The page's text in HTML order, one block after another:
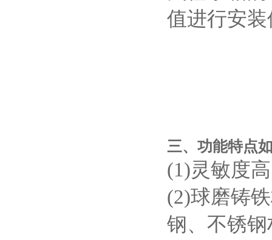
值进行安
三、功能特点
(1)灵敏度
(2)球磨铸
钢、不锈钢